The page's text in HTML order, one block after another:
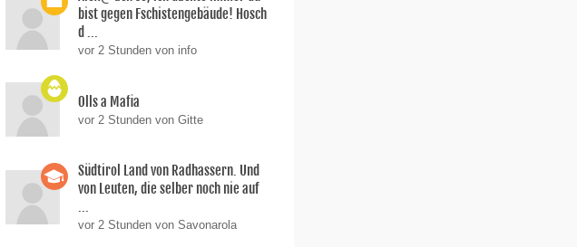
bist gegen Fschistengebäude! Hosch
d ...
vor 2 Stunden von info
Olls a Mafia
vor 2 Stunden von Gitte
Südtirol Land von Radhassern. Und
von Leuten, die selber noch nie auf
...
vor 2 Stunden von Savonarola